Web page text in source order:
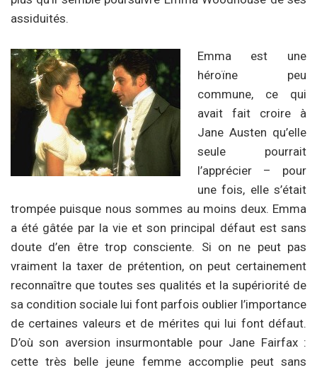
assiduités.
Emma est une
héroïne peu
commune, ce qui
avait fait croire à
Jane Austen qu’elle
seule pourrait
l’apprécier – pour
une fois, elle s’était
trompée puisque nous sommes au moins deux. Emma
a été gâtée par la vie et son principal défaut est sans
doute d’en être trop consciente. Si on ne peut pas
vraiment la taxer de prétention, on peut certainement
reconnaître que toutes ses qualités et la supériorité de
sa condition sociale lui font parfois oublier l’importance
de certaines valeurs et de mérites qui lui font défaut.
D’où son aversion insurmontable pour Jane Fairfax :
cette très belle jeune femme accomplie peut sans